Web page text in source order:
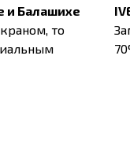
и Балашихе
то